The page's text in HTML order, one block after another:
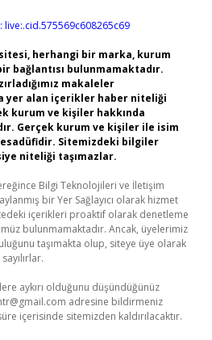
live:.cid.575569c608265c69
herhangi bir marka, kurum
bağlantısı bulunmamaktadır.
makaleler
yer alan içerikler haber niteliği
kurum ve kişiler hakkında
Gerçek kurum ve kişiler ile isim
Sitemizdeki bilgiler
niteliği taşımazlar.
Bilgi Teknolojileri ve İletişim
bir Yer Sağlayıcı olarak hizmet
içerikleri proaktif olarak denetleme
bulunmamaktadır. Ancak, üyelerimiz
taşımakta olup, siteye üye olarak
aykırı olduğunu düşündüğünüz
adresine bildirmeniz
içerisinde sitemizden kaldırılacaktır.